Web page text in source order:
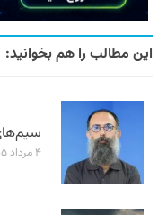
این مطالب را هم بخوانید:
۴ مرداد ۱۴۰۵